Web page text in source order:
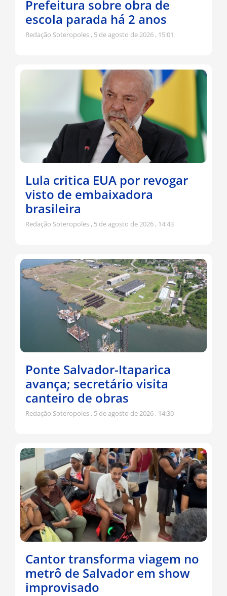
Prefeitura sobre obra de
escola parada há 2 anos
Redação Soteropoles 5 de agosto de 2026 15:01
Lula critica EUA por revogar
visto de embaixadora
brasileira
Redação Soteropoles 5 de agosto de 2026 14:43
Ponte Salvador-Itaparica
avança; secretário visita
canteiro de obras
Redação Soteropoles 5 de agosto de 2026 14:30
Cantor transforma viagem no
metrô de Salvador em show
improvisado